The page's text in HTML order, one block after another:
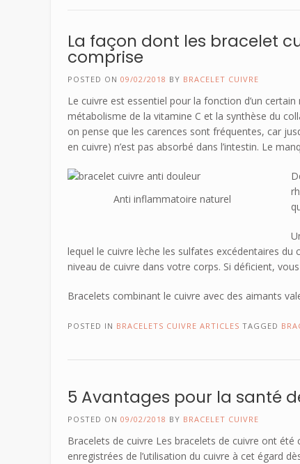
La façon dont les bracelet
comprise
POSTED ON 09/02/2018 BY BRACELET CUIVRE
Le cuivre est essentiel pour la fonction d’un
métabolisme de la vitamine C et la synthèse du
on pense que les carences sont fréquentes, car
en cuivre) n’est pas absorbé dans l’intestin. Le
Anti inflammatoire naturel
lequel le cuivre lèche les sulfates excédentaires
niveau de cuivre dans votre corps. Si déficient,
Bracelets combinant le cuivre avec des aimants
POSTED IN BRACELETS CUIVRE ARTICLES TAGGED
5 Avantages pour la santé
POSTED ON 09/02/2018 BY BRACELET CUIVRE
Bracelets de cuivre Les bracelets de cuivre ont
enregistrées de l’utilisation du cuivre à cet égard